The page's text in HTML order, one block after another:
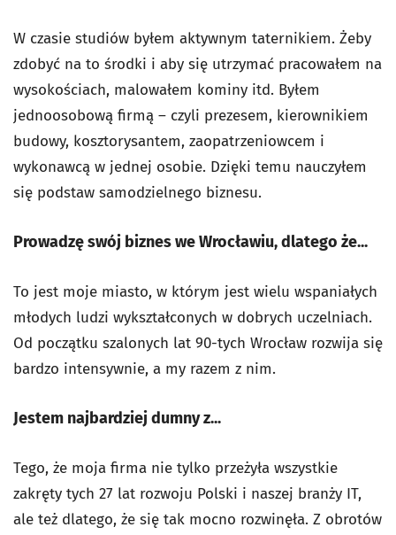
W czasie studiów byłem aktywnym taternikiem. Żeby
zdobyć na to środki i aby się utrzymać pracowałem na
wysokościach, malowałem kominy itd. Byłem
jednoosobową firmą – czyli prezesem, kierownikiem
budowy, kosztorysantem, zaopatrzeniowcem i
wykonawcą w jednej osobie. Dzięki temu nauczyłem
się podstaw samodzielnego biznesu.
Prowadzę swój biznes we Wrocławiu, dlatego że...
To jest moje miasto, w którym jest wielu wspaniałych
młodych ludzi wykształconych w dobrych uczelniach.
Od początku szalonych lat 90-tych Wrocław rozwija się
bardzo intensywnie, a my razem z nim.
Jestem najbardziej dumny z...
Tego, że moja firma nie tylko przeżyła wszystkie
zakręty tych 27 lat rozwoju Polski i naszej branży IT,
ale też dlatego, że się tak mocno rozwinęła. Z obrotów